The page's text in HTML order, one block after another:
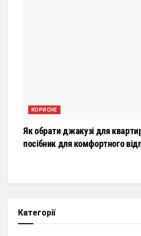
КОРИСНЕ
Як обрати джакузі для
посібник для комфортного
Категорії